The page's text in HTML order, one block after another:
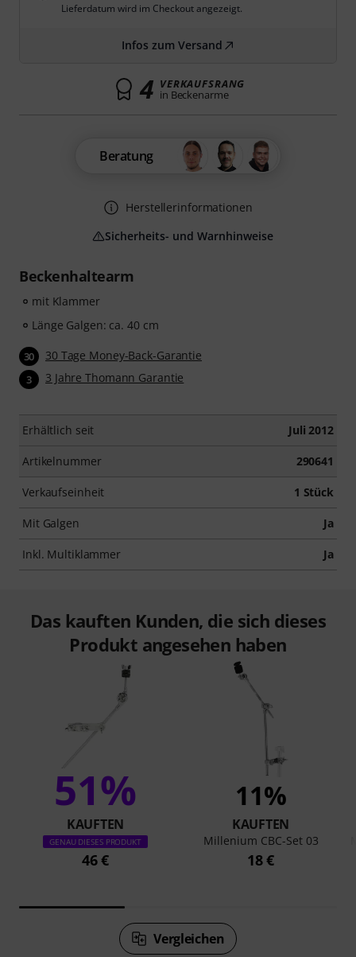
Beckenhaltearm
mit Klammer
Länge Galgen: ca. 40 cm
30 30 Tage Money-Back-Garantie
3 3 Jahre Thomann Garantie
Erhältlich seit Juli 2012
Artikelnummer 290641
Verkaufseinheit 1 Stück
Mit Galgen Ja
Inkl. Multiklammer Ja
Lieferdatum wird im Checkout angezeigt.
Infos zum Versand
4 VERKAUFSRANG
in Beckenarme
Beratung
Herstellerinformationen
Sicherheits- und Warnhinweise
Das kauften Kunden, die sich dieses
Produkt angesehen haben
51%
KAUFTEN
GENAU DIESES PRODUKT
46 €
11%
KAUFTEN
Millenium CBC-Set 03
18 €
Vergleichen